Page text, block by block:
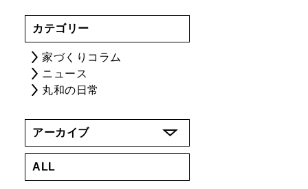
カテゴリー
家づくりコラム
ニュース
丸和の日常
アーカイブ
ALL